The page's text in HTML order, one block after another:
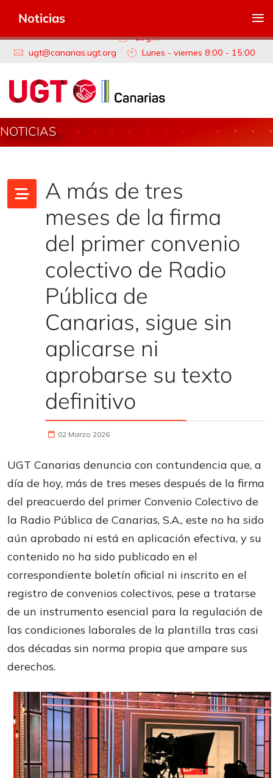
Login
ugt@canarias.ugt.org Lunes - viernes 8:00 - 15:00
NOTICIAS
A más de tres
meses de la firma
del primer convenio
colectivo de Radio
Pública de
Canarias, sigue sin
aplicarse ni
aprobarse su texto
definitivo
02 Marzo 2026
UGT Canarias denuncia con contundencia que, a
día de hoy, más de tres meses después de la firma
del preacuerdo del primer Convenio Colectivo de
la Radio Pública de Canarias, S.A., este no ha sido
aún aprobado ni está en aplicación efectiva, y su
contenido no ha sido publicado en el
correspondiente boletín oficial ni inscrito en el
registro de convenios colectivos, pese a tratarse
de un instrumento esencial para la regulación de
las condiciones laborales de la plantilla tras casi
dos décadas sin norma propia que ampare sus
derechos.
Noticias ≡